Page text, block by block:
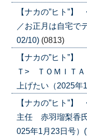
【ナカの”ヒト”
／お正月は自宅で
02/10) (0813)
【ナカの”ヒト”
Ｔ> ＴＯＭＩＴ
上げたい（2025
【ナカの”ヒト”
主任 赤羽瑠梨香
025年1月23日号）